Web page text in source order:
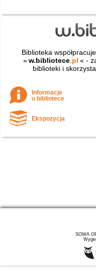
Biblioteka
» w.bibliotece.pl « -
biblioteki i
Informacje
o bibliotece
Ekspozycja
SOWA